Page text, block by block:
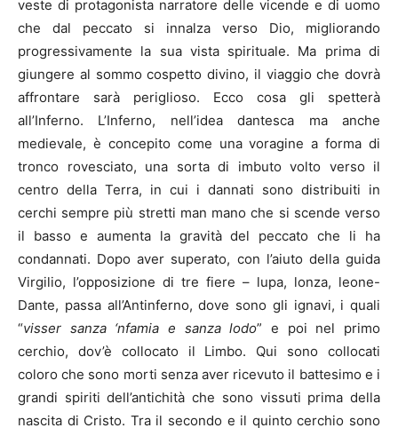
veste di protagonista narratore delle vicende e di uomo
che dal peccato si innalza verso Dio, migliorando
progressivamente la sua vista spirituale. Ma prima di
giungere al sommo cospetto divino, il viaggio che dovrà
affrontare sarà periglioso. Ecco cosa gli spetterà
all’Inferno. L’Inferno, nell’idea dantesca ma anche
medievale, è concepito come una voragine a forma di
tronco rovesciato, una sorta di imbuto volto verso il
centro della Terra, in cui i dannati sono distribuiti in
cerchi sempre più stretti man mano che si scende verso
il basso e aumenta la gravità del peccato che li ha
condannati. Dopo aver superato, con l’aiuto della guida
Virgilio, l’opposizione di tre fiere – lupa, lonza, leone-
Dante, passa all’Antinferno, dove sono gli ignavi, i quali
“visser sanza ‘nfamia e sanza lodo” e poi nel primo
cerchio, dov’è collocato il Limbo. Qui sono collocati
coloro che sono morti senza aver ricevuto il battesimo e i
grandi spiriti dell’antichità che sono vissuti prima della
nascita di Cristo. Tra il secondo e il quinto cerchio sono